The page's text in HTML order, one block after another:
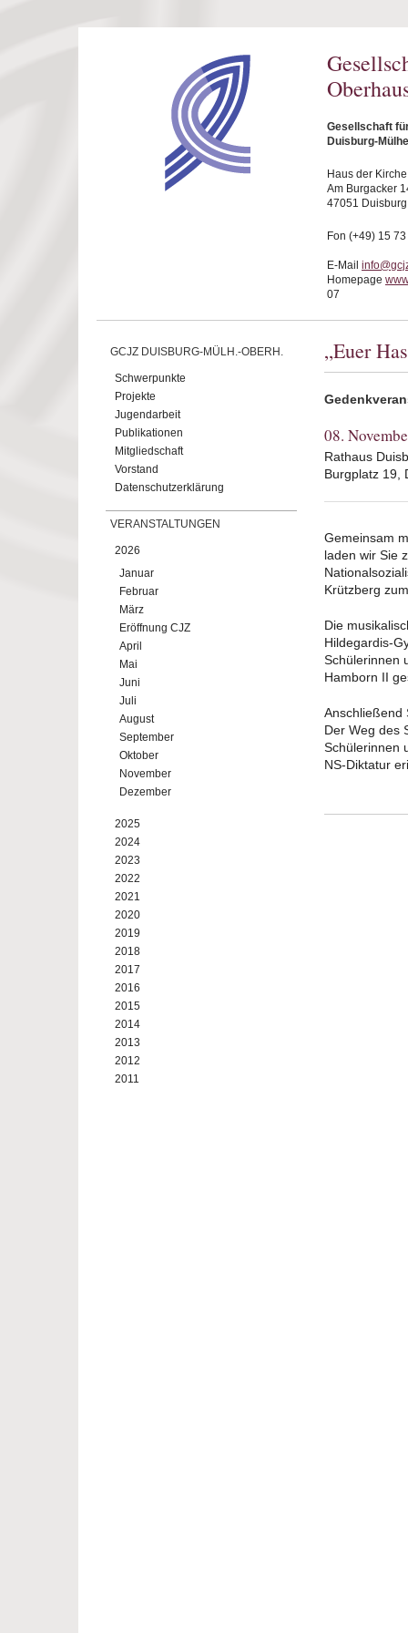
Gesellschaft
Duisburg-
Haus der Kirche
Am Burgacker
47051 Duisburg
Fon (+49) 15
E-Mail
Homepage
07
GCJZ DUISBURG-MÜLH.-OBERH.
Schwerpunkte
Projekte
Jugendarbeit
Publikationen
Mitgliedschaft
Vorstand
Datenschutzerklärung
VERANSTALTUNGEN
2026
Januar
Februar
März
Eröffnung CJZ
April
Mai
Juni
Juli
August
September
Oktober
November
Dezember
2025
2024
2023
2022
2021
2020
2019
2018
2017
2016
2015
2014
2013
2012
2011
„Euer
08.
Rathaus
Burgplatz 19,
Gemeinsam
laden wir Sie
Krützberg
Die
Hildegardis-
Schülerinnen
Hamborn II
Anschließend
Der Weg des
Schülerinnen
NS-Diktatur